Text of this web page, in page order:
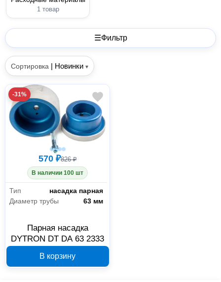
1 товар
☰Фильтр
Сортировка | Новинки ▾
-31%
570 ₽826 ₽
В наличии 100 шт
Тип
насадка парная
Диаметр трубы
63 мм
Парная насадка
DYTRON DT DA 63 2333
В корзину